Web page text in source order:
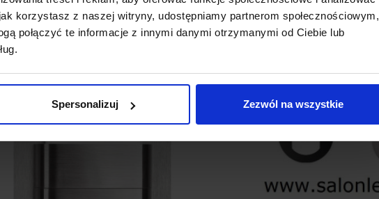
korzystasz z naszej witryny, udostępniamy partnerom społecznościowym,
połączyć te informacje z innymi danymi otrzymanymi od Ciebie lub
Spersonalizuj Zezwól na wszystkie
Wyprzedaż! Promocja